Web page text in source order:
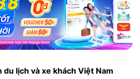
du lịch và xe khách Việt Nam